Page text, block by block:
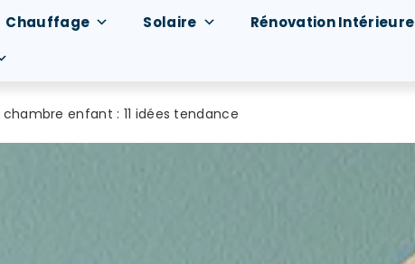
Chauffage Solaire
Rénovation Intérieure
enfant : 11 idées tendance